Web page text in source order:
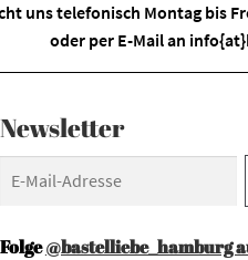
uns telefonisch Montag bis
oder per E-Mail an
Newsletter
Folge@bastelliebe_hamburg